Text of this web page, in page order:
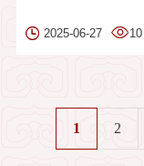
2025-06-27 10
1 2